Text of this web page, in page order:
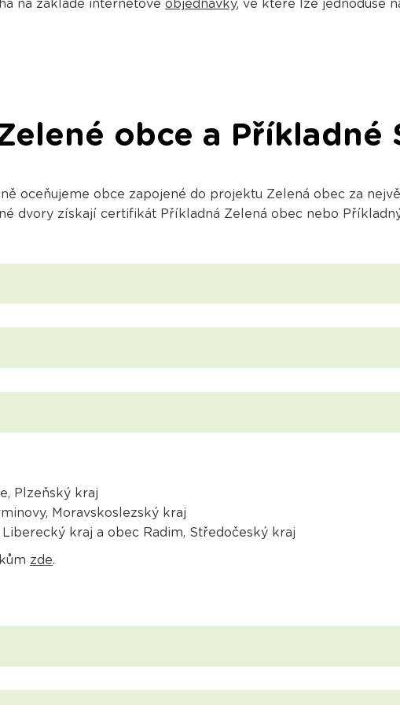
na základě internetové objednávky, ve které lze jednoduše
obce a Příkladné
oceňujeme obce zapojené do projektu Zelená obec za
dvory získají certifikát Příkladná Zelená obec nebo
Plzeňský kraj
Moravskoslezský kraj
kraj a obec Radim, Středočeský kraj
zde.